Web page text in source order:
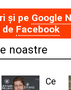
și pe Google
de Facebook
noastre
Ce